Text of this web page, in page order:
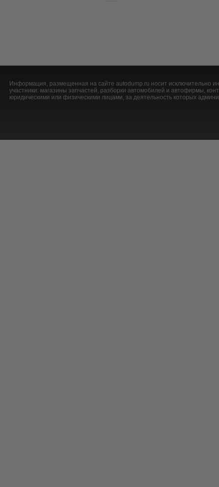
Информация, размещенная на сайте autodump.ru носит исключительно
участники: магазины запчастей, разборки автомобилей и автофирмы,
юридическими или физическими лицами, за деятельность которых